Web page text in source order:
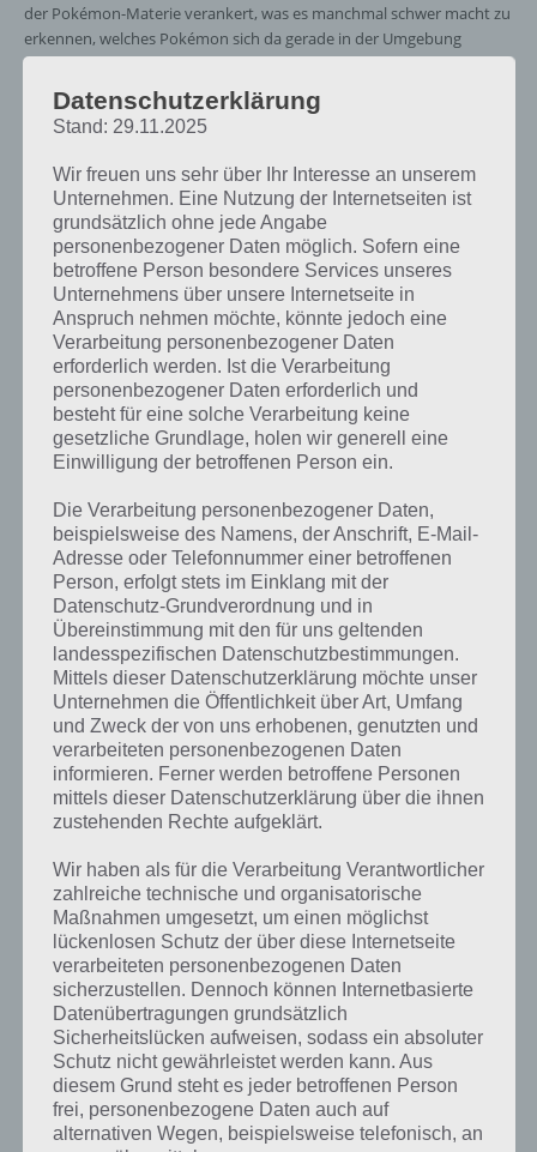
der Pokémon-Materie verankert, was es manchmal schwer macht zu
erkennen, welches Pokémon sich da gerade in der Umgebung
aufhält.JadaelundNewOppohabenauf Reddit dafür eine tolle
Grafik veröffentlicht
, welche dir zeigt, wie welches Pokémon in
“Schattengestalt” – also wenn es noch nicht im Pokédex registriert
ist – aussieht.
Leider werden hier nur die englischen Namen genutzt, aber selbige
sind nun ja auch nicht so unbekannt und lassen sich mit Google
leicht übersetzen.
Wenn du also das nächste mal ein Problem damit hast, ein Pokémon
zu identifizieren, wirf einfach kurz einen Blick auf diese Grafik und du
weißt bescheid! :-)
Auf WhatsApp teilen Teilen auf Facebook
Tweet auf Twitter
Mehr Artikel hier auf Touchportal
KOMMENTARE
Datenschutzerklärung
Stand: 29.11.2025
Wir freuen uns sehr über Ihr Interesse an unserem
Unternehmen. Eine Nutzung der Internetseiten ist
grundsätzlich ohne jede Angabe
personenbezogener Daten möglich. Sofern eine
betroffene Person besondere Services unseres
Unternehmens über unsere Internetseite in
Anspruch nehmen möchte, könnte jedoch eine
Verarbeitung personenbezogener Daten
erforderlich werden. Ist die Verarbeitung
personenbezogener Daten erforderlich und
besteht für eine solche Verarbeitung keine
gesetzliche Grundlage, holen wir generell eine
Einwilligung der betroffenen Person ein.
Die Verarbeitung personenbezogener Daten,
beispielsweise des Namens, der Anschrift, E-Mail-
Adresse oder Telefonnummer einer betroffenen
Person, erfolgt stets im Einklang mit der
Datenschutz-Grundverordnung und in
Übereinstimmung mit den für uns geltenden
landesspezifischen Datenschutzbestimmungen.
Mittels dieser Datenschutzerklärung möchte unser
Unternehmen die Öffentlichkeit über Art, Umfang
und Zweck der von uns erhobenen, genutzten und
verarbeiteten personenbezogenen Daten
informieren. Ferner werden betroffene Personen
mittels dieser Datenschutzerklärung über die ihnen
zustehenden Rechte aufgeklärt.
Wir haben als für die Verarbeitung Verantwortlicher
zahlreiche technische und organisatorische
Maßnahmen umgesetzt, um einen möglichst
lückenlosen Schutz der über diese Internetseite
verarbeiteten personenbezogenen Daten
sicherzustellen. Dennoch können Internetbasierte
Datenübertragungen grundsätzlich
Sicherheitslücken aufweisen, sodass ein absoluter
Schutz nicht gewährleistet werden kann. Aus
diesem Grund steht es jeder betroffenen Person
frei, personenbezogene Daten auch auf
alternativen Wegen, beispielsweise telefonisch, an